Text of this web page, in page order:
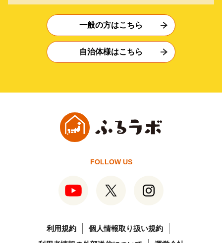
一般の方はこちら
自治体様はこちら
FOLLOW US
利用規約
個人情報取り扱い規約